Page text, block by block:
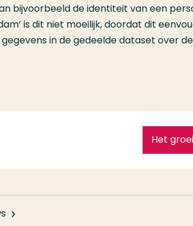
bijvoorbeeld de identiteit van een
is dit niet moeilijk, doordat dit
in de gedeelde dataset over
Het